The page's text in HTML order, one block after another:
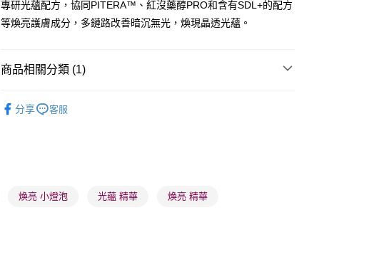
BoC Pay
送貨方式
每筆HK$65.00，滿HK$300.00或以上免運費
專研光蘊配方，協同PITERA™、紅沒藥醇PRO和含有SDL+的配方
等煥亮護膚成分，多鏈路改善暗沉無光，煥現晶透光蘊。
商品相關分類 (1)
分享
客服
煥亮 小燈泡 光蘊 精華 煥亮 精華